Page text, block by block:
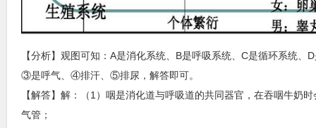
【分析】观图可知：A是消化系统、B是呼吸系统、C是循环系统
③是呼气、④排汗、⑤排尿，解答即可。
【解答】解：（1）咽是消化道与呼吸道的共同器官，在吞咽牛奶
气管；